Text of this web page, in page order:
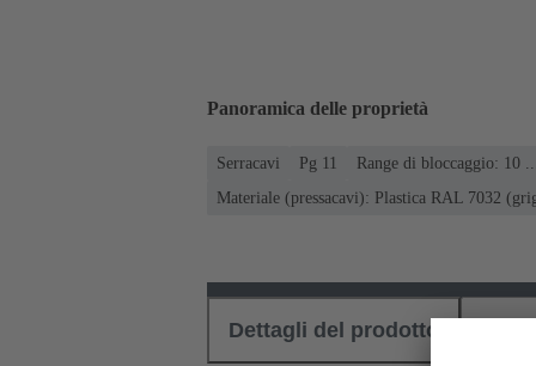
Panoramica delle proprietà
Serracavi Pg 11
Range di bloccaggio: 10
Materiale (pressacavi): Plastica RAL 7032
Dettagli del prodotto